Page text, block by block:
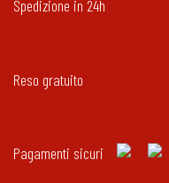
Spedizione in 24h
Reso gratuito
Pagamenti sicuri